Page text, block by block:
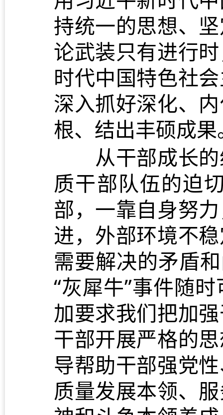
持统一的思想、
论武装只有进行
时代中国特色社
深入抓好深化、
根、结出丰硕成果
从干部成长的
质干部队伍的迫
部，一靠自身努
进，外部环境不
需要解决的矛盾
“灰犀牛”事件随
加要求我们把加
干部开展严格的
导帮助干部强党
质量发展本领、